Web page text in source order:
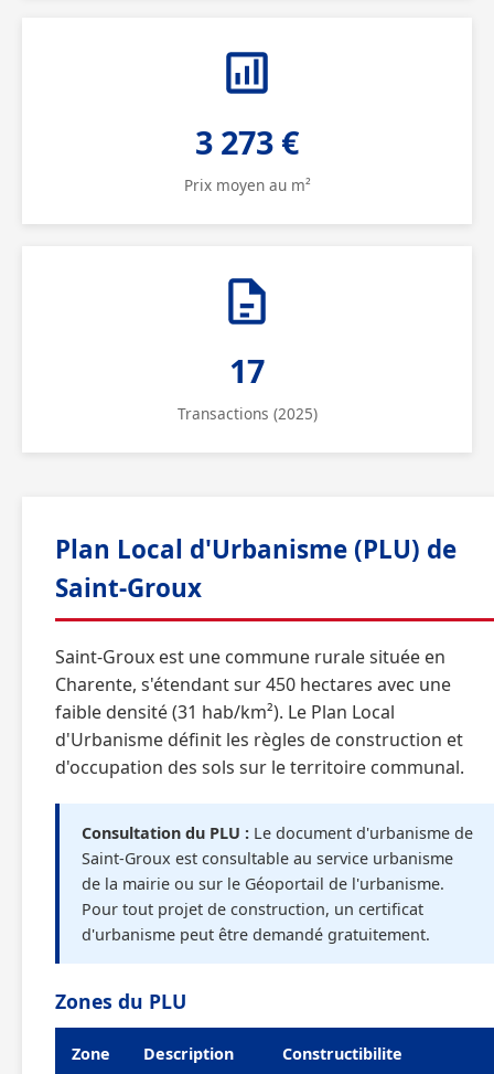
3 273 €
Prix moyen au m²
17
Transactions (2025)
Plan Local d'Urbanisme (PLU) de
Saint-Groux
Saint-Groux est une commune rurale située en
Charente, s'étendant sur 450 hectares avec une
faible densité (31 hab/km²). Le Plan Local
d'Urbanisme définit les règles de construction et
d'occupation des sols sur le territoire communal.
Consultation du PLU : Le document d'urbanisme de
Saint-Groux est consultable au service urbanisme
de la mairie ou sur le Géoportail de l'urbanisme.
Pour tout projet de construction, un certificat
d'urbanisme peut être demandé gratuitement.
Zones du PLU
Zone Description Constructibilite